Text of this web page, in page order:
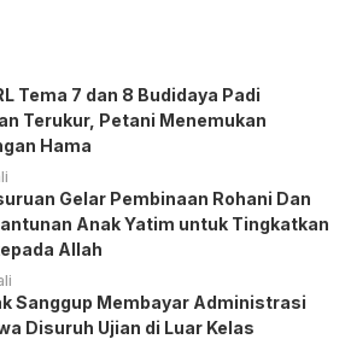
Tema 7 dan 8 Budidaya Padi
Terukur, Petani Menemukan
Hama
Gelar Pembinaan Rohani Dan
Anak Yatim untuk Tingkatkan
Allah
Sanggup Membayar Administrasi
Disuruh Ujian di Luar Kelas